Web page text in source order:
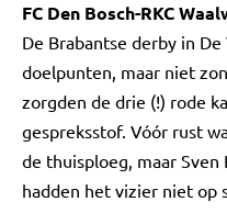
FC Den Bosch-RKC
De Brabantse derby in
doelpunten, maar niet
zorgden de drie (!) rode
gespreksstof. Vóór rust
de thuisploeg, maar
hadden het vizier niet op